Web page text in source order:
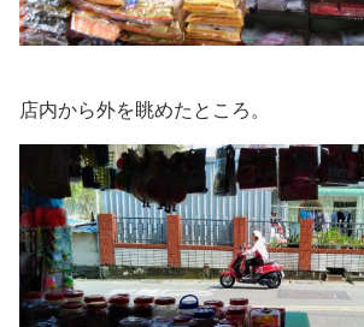
店内から外を眺めたところ。